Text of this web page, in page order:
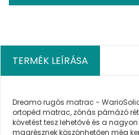
TERMÉK LEÍRÁSA
Dreamo rugós matrac -
ortopéd matrac, zónás párnázó
követést tesz lehetővé és a
magrésznek köszönhetően még